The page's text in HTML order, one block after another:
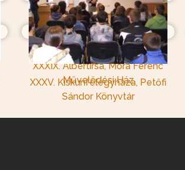
XLIII. Miskolc, Tompa Mihály
Könyvtár
XXXIX. Albertirsa, Móra Ferenc
Művelődési Ház
XXXV. Kiskunfélegyháza, Petőfi
Sándor Könyvtár